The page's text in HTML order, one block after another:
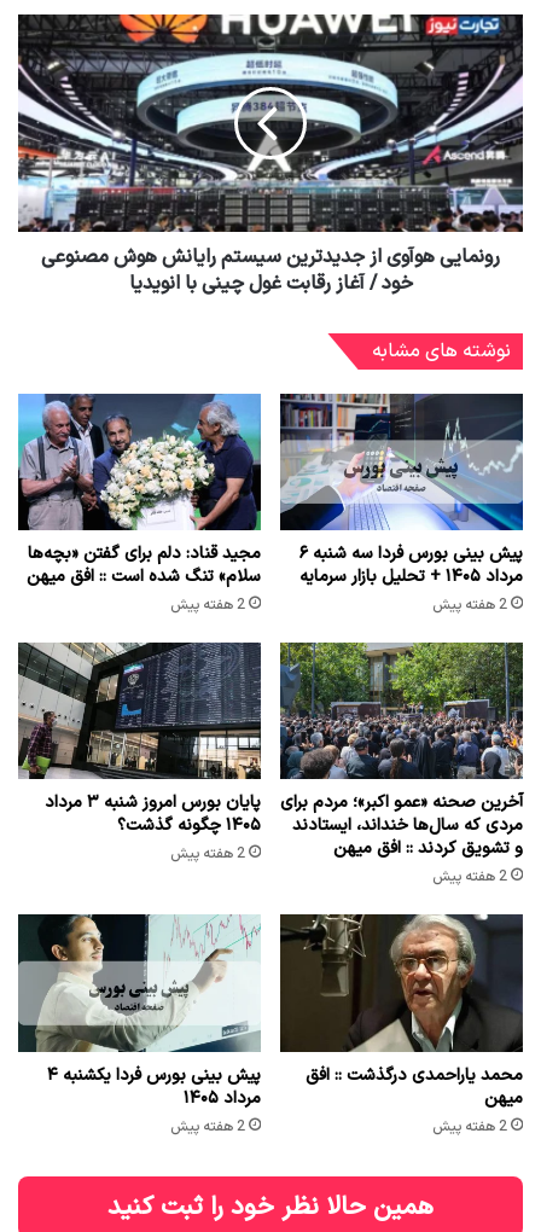
رونمایی هوآوی از جدیدترین سیستم رایانش هوش مصنوعی
خود / آغاز رقابت غول چینی با انویدیا
نوشته های مشابه
پیش بینی بورس فردا سه شنبه ۶
مرداد ۱۴۰۵ + تحلیل بازار سرمایه
2 هفته پیش
مجید قناد: دلم برای گفتن «بچه‌ها
سلام» تنگ شده است :: افق میهن
2 هفته پیش
آخرین صحنه «عمو اکبر»؛ مردم برای
مردی که سال‌ها خنداند، ایستادند
و تشویق کردند :: افق میهن
2 هفته پیش
پایان بورس امروز شنبه ۳ مرداد
۱۴۰۵ چگونه گذشت؟
2 هفته پیش
محمد یاراحمدی درگذشت :: افق
میهن
2 هفته پیش
پیش بینی بورس فردا یکشنبه ۴
مرداد ۱۴۰۵
2 هفته پیش
همین حالا نظر خود را ثبت کنید